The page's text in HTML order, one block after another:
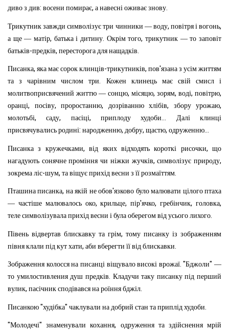
диво з див: восени помирає, а навесні оживає знову.
Трикутник завжди символізує три чинники — воду, повітря і вогонь,
а ще — матір, батька і дитину. Окрім того,трикутник — то заповіт
батьків-предків, пересторога для нащадків.
Писанка, яка має сорок клинців-трикутників, пов'язана з усім життям
та
з чарівним числом три. Кожен клинець має свій смисл
і
молитвоприсвячений життю — сонцю, місяцю, зорям, воді, повітрю,
оранці, посіву, проростанню, дозріванню хлібів, збору урожаю,
молотьбі,саду, пасіці,приплоду худоби... Далі
клинці
присвячувались родині: народженню, добру, щастю, одруженню...
Писанка з кружечками,від яких відходять короткі рисочки, що
нагадують сонячне проміння чи ніжки жучків,символізує природу,
зокрема ліс-шум, та віщує прихід весни з її розмаїттям.
Пташина писанка, на якій не обов'язково було малювати цілого птаха
— частіше малювалось око,крильце,пір'ячко,гребінчик,головка,
теле символізувала прихід весни і була оберегом від усього лихого.
Півень відвертав блискавку та грім, тому писанку із зображенням
півня клали під кут хати, аби вберегти її від блискавки.
Зображення колосся на писанці віщувало високі врожаї. "Бджоли" —
то умилостивления душ предків. Кладучи таку писанку під перший
вулик, пасічник сподівався на роїння бджіл.
Писанкою "худібка" чаклували на добрий стан та приплід худоби.
"Молодечі"знаменували кохання, одруження та здійснення мрій